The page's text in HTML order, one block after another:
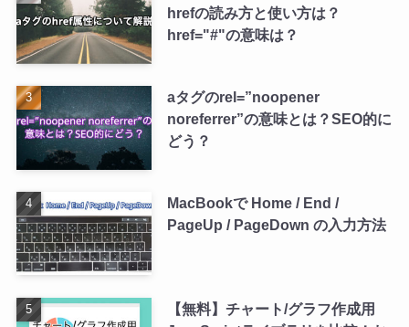
hrefの読み方と使い方は？
href="#"の意味は？
aタグのrel=”noopener
noreferrer”の意味とは？SEO的に
どう？
MacBookで Home / End /
PageUp / PageDown の入力方法
【無料】チャート/グラフ作成用